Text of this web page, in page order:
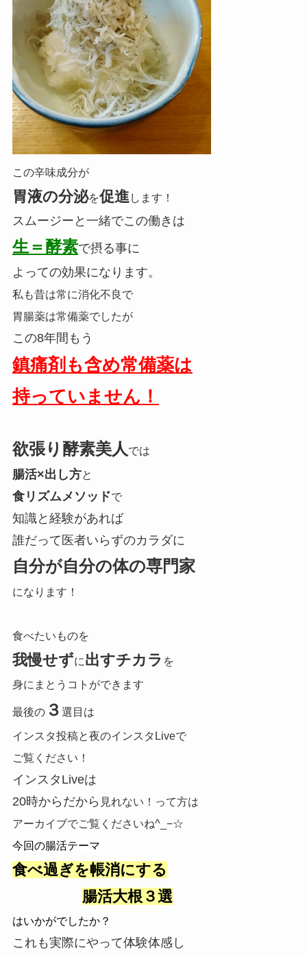
この辛味成分が
胃液の分泌を促進 します！
スムージーと一緒でこの働きは
生＝酵素で摂る事に
よっての効果になります。
私も昔は常に消化不良で
胃腸薬は常備薬でしたが
この8年間もう
鎮痛剤も含め常備薬は
持っていません！
欲張り酵素美人 では
腸活×出し方と
食リズムメソッドで
知識と経験があれば
誰だって医者いらずのカラダに
自分が自分の体の専門家
になります！
食べたいものを
我慢せずに出すチカラ を
身にまとうコトができます
最後の３ 選目は
インスタ投稿と夜のインスタLiveで
ご覧ください！
インスタLiveは
20時からだから 見れない！って方は
アーカイブでご覧くださいね^_−☆
今回の腸活テーマ
食べ過ぎを帳消にする
腸活大根３選
はいかがでしたか？
これも実際にやって体験体感し